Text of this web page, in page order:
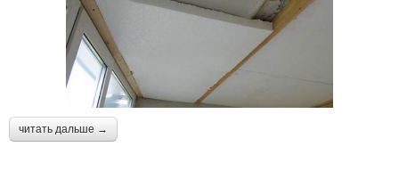
читать дальше →